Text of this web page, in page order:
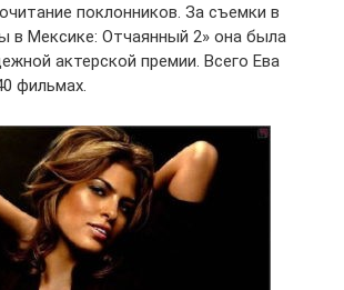
поклонников. За съемки в
в Мексике: Отчаянный 2» она была
актерской премии. Всего Ева
фильмах.